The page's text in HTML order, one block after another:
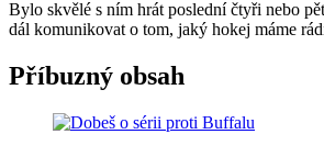
Bylo skvělé s ním hrát poslední čtyři nebo
dál komunikovat o tom, jaký hokej máme
Příbuzný obsah